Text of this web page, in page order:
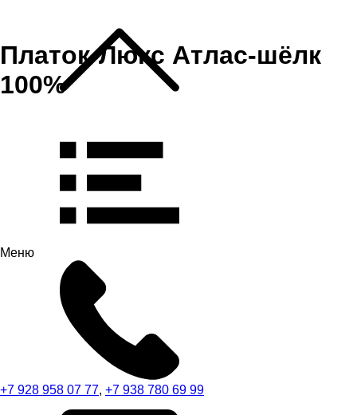
Меню
+7 928 958 07 77, +7 938 780 69 99
Платок-Люкс Атлас-шёлк
100%